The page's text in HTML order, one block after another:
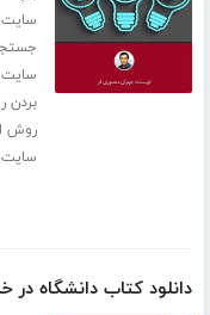
سایت
سایت
بردن
روش
سایت
دانلود کتاب دانشگاه در